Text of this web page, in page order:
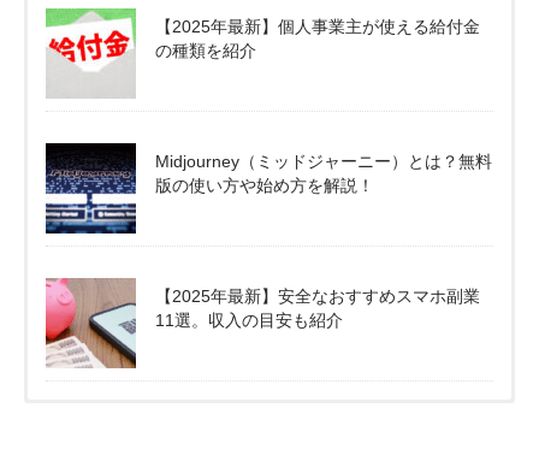
【2025年最新】個人事業主が使える給付金
の種類を紹介
Midjourney（ミッドジャーニー）とは？無料
版の使い方や始め方を解説！
【2025年最新】安全なおすすめスマホ副業
11選。収入の目安も紹介